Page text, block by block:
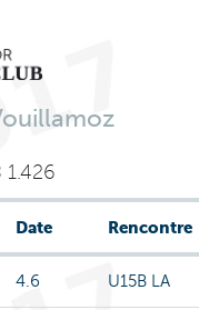
1.426
Date Rencontre
4.6 U15B LA